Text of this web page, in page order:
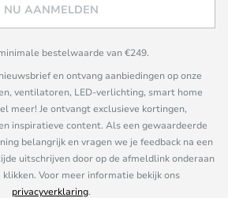
NU AANMELDEN
bestelwaarde van €249.
en ontvang aanbiedingen op onze
ventilatoren, LED-verlichting, smart home
meer! Je ontvangt exclusieve kortingen,
inspiratieve content. Als een gewaardeerde
belangrijk en vragen we je feedback na een
uitschrijven door op de afmeldlink onderaan
Voor meer informatie bekijk ons
privacyverklaring.